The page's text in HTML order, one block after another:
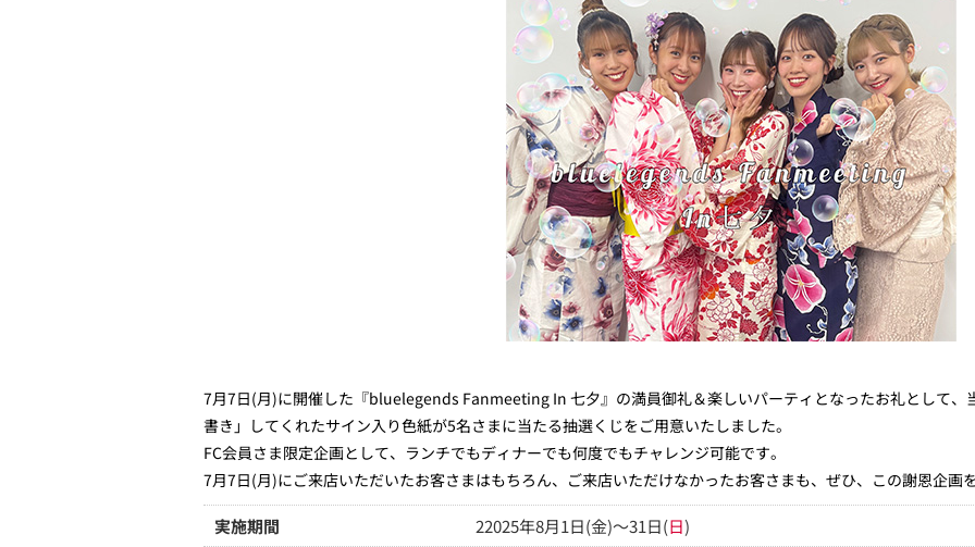
7月7日(月)に開催した『bluelegends Fanmeeting In 七夕』の満員御礼＆楽しいパーティとなったお礼として
書き」してくれたサイン入り色紙が5名さまに当たる抽選くじをご用意いたしました。
FC会員さま限定企画として、ランチでもディナーでも何度でもチャレンジ可能です。
7月7日(月)にご来店いただいたお客さまはもちろん、ご来店いただけなかったお客さまも、ぜひ、この謝恩企画
実施期間 22025年8月1日(金)～31日(日)